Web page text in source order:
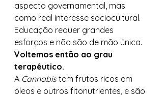
aspecto governamental, mas
como real interesse sociocultural.
Educação requer grandes
esforços e não são de mão única.
Voltemos então ao grau
terapêutico.
A Cannabis tem frutos ricos em
óleos e outros fitonutrientes, e são